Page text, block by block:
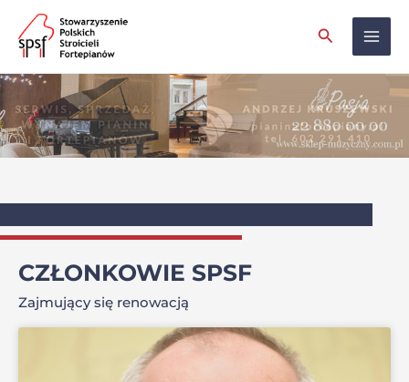
content
Search
CZŁONKOWIE SPSF
Zajmujący się renowacją
StronaStronaStrona
Strona